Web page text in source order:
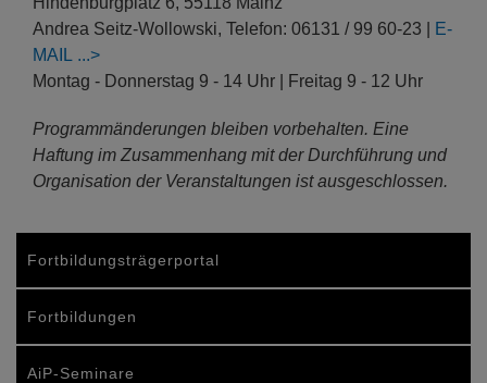
Andrea Seitz-Wollowski, Telefon: 06131 / 99 60-23 |
E-
MAIL
Montag - Donnerstag 9 - 14 Uhr | Freitag 9 - 12 Uhr
Programmänderungen bleiben vorbehalten. Eine
Haftung im Zusammenhang mit der Durchführung und
Organisation der Veranstaltungen ist ausgeschlossen.
Fortbildungsträgerportal
Fortbildungen
AiP-Seminare